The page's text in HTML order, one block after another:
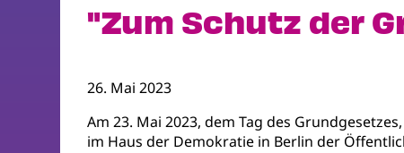
"Zum Schutz der
26. Mai 2023
Am 23. Mai 2023, dem Tag des
im Haus der Demokratie in Berlin der